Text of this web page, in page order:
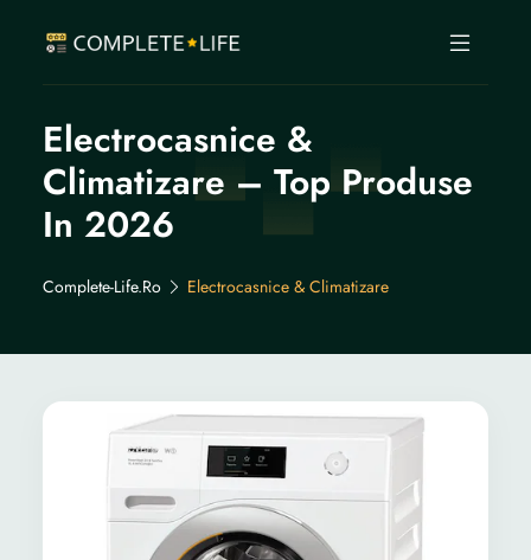
Electrocasnice &
Climatizare – Top Produse
In 2026
Complete-Life.ro Electrocasnice & Climatizare